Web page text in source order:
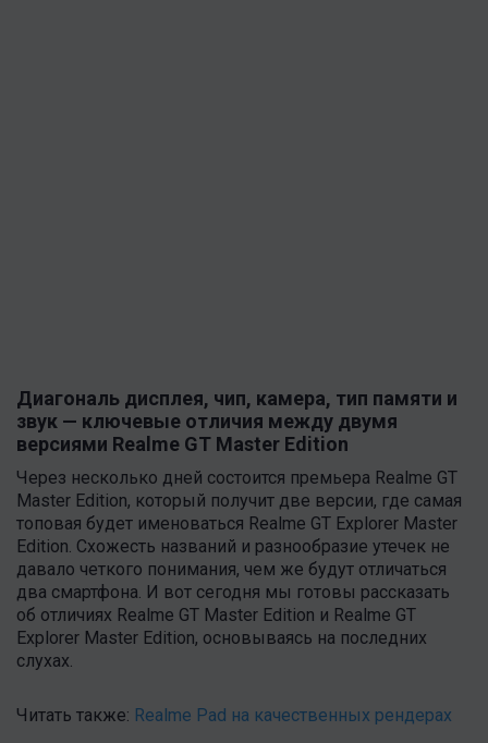
Диагональ дисплея, чип, камера, тип памяти и
звук — ключевые отличия между двумя
версиями Realme GT Master Edition
Через несколько дней состоится премьера Realme GT
Master Edition, который получит две версии, где самая
топовая будет именоваться Realme GT Explorer Master
Edition. Схожесть названий и разнообразие утечек не
давало четкого понимания, чем же будут отличаться
два смартфона. И вот сегодня мы готовы рассказать
об отличиях Realme GT Master Edition и Realme GT
Explorer Master Edition, основываясь на последних
слухах.
Читать также: Realme Pad на качественных рендерах